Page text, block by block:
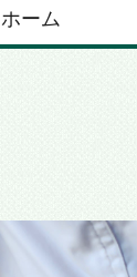
ホーム